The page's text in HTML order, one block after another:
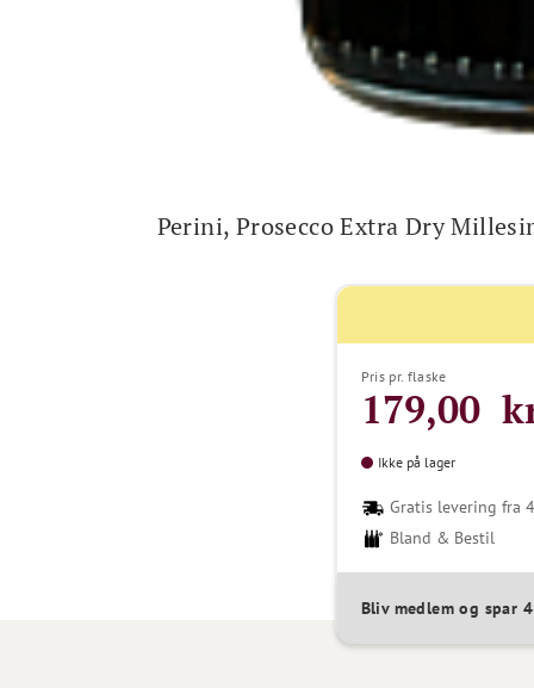
Perini, Prosecco Extra Dry
Pris pr. flaske
179,00
Gratis levering fra
Bland & Bestil
Ikke på lager
Bliv medlem og spar